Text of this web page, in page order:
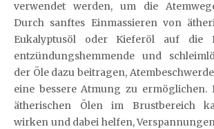
verwendet werden, um die
Durch sanftes Einmassieren von
Eukalyptusöl oder Kieferöl auf die
entzündungshemmende und
der Öle dazu beitragen,
eine bessere Atmung zu ermöglichen.
ätherischen Ölen im Brustbereich
wirken und dabei helfen,